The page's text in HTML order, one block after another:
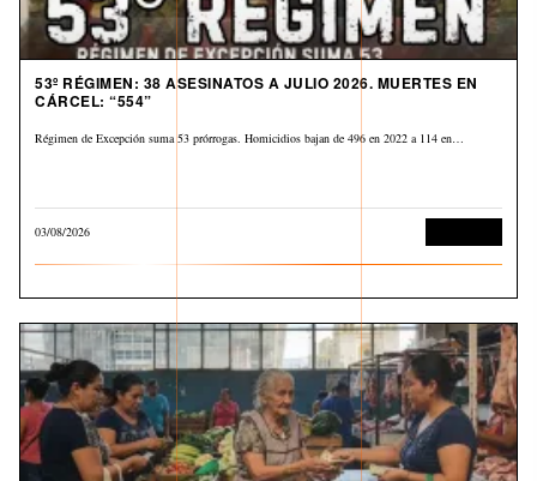
53º RÉGIMEN: 38 ASESINATOS A JULIO 2026. MUERTES EN
CÁRCEL: “554”
Régimen de Excepción suma 53 prórrogas. Homicidios bajan de 496 en 2022 a 114 en…
03/08/2026